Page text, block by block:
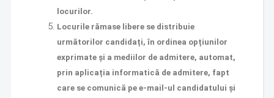
locurilor.
Locurile rămase libere se distribuie
următorilor candidați, în ordinea opțiunilor
exprimate și a mediilor de admitere, automat,
prin aplicația informatică de admitere, fapt
care se comunică pe e-mail-ul candidatului și